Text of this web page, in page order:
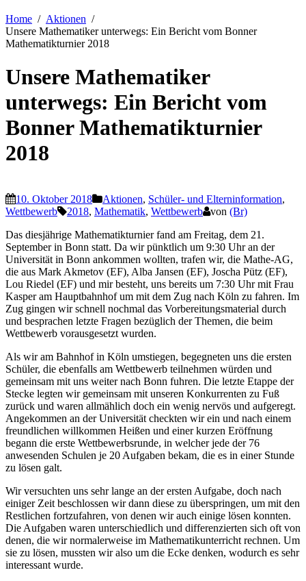
Home
Aktionen
Unsere Mathematiker unterwegs: Ein Bericht vom Bonner
Mathematikturnier 2018
Unsere Mathematiker
unterwegs: Ein Bericht vom
Bonner Mathematikturnier
2018
10. Oktober 2018 Aktionen, Schüler- und Elterninformation,
Wettbewerb
2018, Mathematik, Wettbewerb von (Br)
Das diesjährige Mathematikturnier fand am Freitag, dem 21.
September in Bonn statt. Da wir pünktlich um 9:30 Uhr an der
Universität in Bonn ankommen wollten, trafen wir, die Mathe-AG,
die aus Mark Akmetov (EF), Alba Jansen (EF), Joscha Pütz (EF),
Lou Riedel (EF) und mir besteht, uns bereits um 7:30 Uhr mit Frau
Kasper am Hauptbahnhof um mit dem Zug nach Köln zu fahren. Im
Zug gingen wir schnell nochmal das Vorbereitungsmaterial durch
und besprachen letzte Fragen bezüglich der Themen, die beim
Wettbewerb vorausgesetzt wurden.
Als wir am Bahnhof in Köln umstiegen, begegneten uns die ersten
Schüler, die ebenfalls am Wettbewerb teilnehmen würden und
gemeinsam mit uns weiter nach Bonn fuhren. Die letzte Etappe der
Stecke legten wir gemeinsam mit unseren Konkurrenten zu Fuß
zurück und waren allmählich doch ein wenig nervös und aufgeregt.
Angekommen an der Universität checkten wir ein und nach einem
freundlichen willkommen Heißen und einer kurzen Eröffnung
begann die erste Wettbewerbsrunde, in welcher jede der 76
anwesenden Schulen je 20 Aufgaben bekam, die es in einer Stunde
zu lösen galt.
Wir versuchten uns sehr lange an der ersten Aufgabe, doch nach
einiger Zeit beschlossen wir dann diese zu überspringen, um mit den
Restlichen fortzufahren, von denen wir auch einige lösen konnten.
Die Aufgaben waren unterschiedlich und differenzierten sich oft von
denen, die wir normalerweise im Mathematikunterricht rechnen. Um
sie zu lösen, mussten wir also um die Ecke denken, wodurch es sehr
interessant wurde.